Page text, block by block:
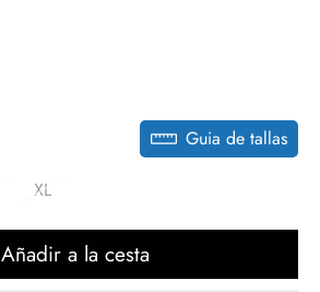
Guia de tallas
XL
Añadir a la cesta